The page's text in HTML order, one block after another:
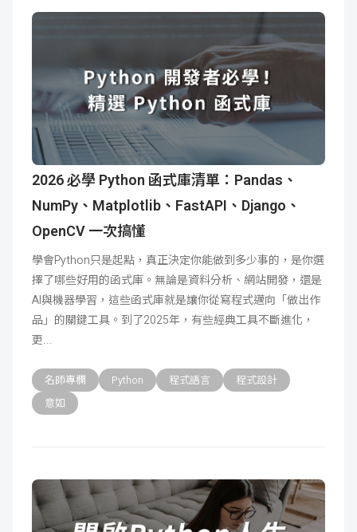
2026 必學 Python 函式庫清單：Pandas、
NumPy、Matplotlib、FastAPI、Django、
OpenCV 一次搞懂
學會Python只是起點，真正決定你能做到多少事的，是你選
擇了哪些好用的函式庫。無論是資料分析、網站開發，還是
AI與機器學習，這些函式庫就是讓你從寫程式邁向「做出作
品」的關鍵工具。到了2025年，有些經典工具不斷進化，
更
名師專欄 Python 程式語言
程式設計
意如